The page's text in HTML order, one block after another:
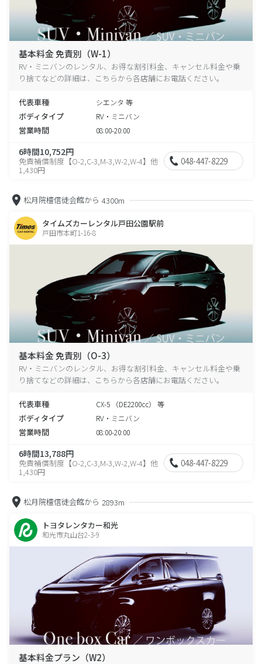
基本料金 免責別（W-1）
RV・ミニバンのレンタル、お得な割引料金、キャンセル料金や乗
り捨てなどの詳細は、こちらから各店舗にお電話ください。
代表車種 シエンタ 等
ボディタイプ RV・ミニバン
営業時間 08:00-20:00
6時間10,752円
免責補償制度【O-2,C-3,M-3,W-2,W-4】他
1,430円
048-447-8229
松月院檀信徒会館から 4300m
タイムズカーレンタル戸田公園駅前
戸田市本町1-16-8
基本料金 免責別（O-3）
RV・ミニバンのレンタル、お得な割引料金、キャンセル料金や乗
り捨てなどの詳細は、こちらから各店舗にお電話ください。
代表車種 CX-5 （DE2200cc） 等
ボディタイプ RV・ミニバン
営業時間 08:00-20:00
6時間13,788円
免責補償制度【O-2,C-3,M-3,W-2,W-4】他
1,430円
048-447-8229
松月院檀信徒会館から 2893m
トヨタレンタカー和光
和光市丸山台2-3-9
基本料金プラン（W2）